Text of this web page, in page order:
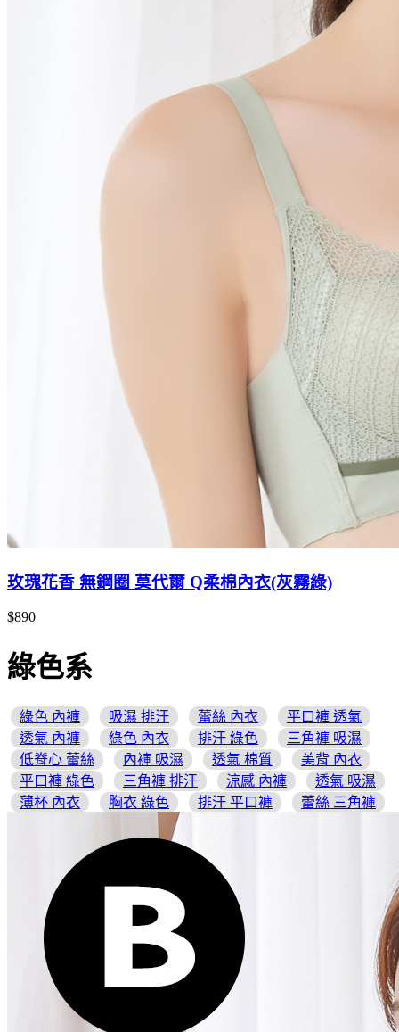
玫瑰花香 無鋼圈 莫代爾 Q柔棉內衣(灰霧綠)
$890
綠色系
綠色 內褲 吸濕 排汗 蕾絲 內衣
平口褲 透氣
透氣 內褲
綠色 內衣 排汗 綠色
三角褲 吸濕
低脊心 蕾絲
內褲 吸濕 透氣 棉質
美背 內衣
平口褲 綠色
三角褲 排汗 涼感 內褲
透氣 吸濕
薄杯 內衣
胸衣 綠色 排汗 平口褲 蕾絲 三角褲